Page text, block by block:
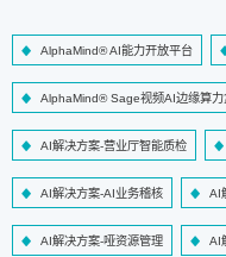
AlphaMind® AI能力开放平台
AlphaMind® Sage视频AI边缘算力
AI解决方案-营业厅智能质检
AI解决方案-AI业务稽核 AI
AI解决方案-哑资源管理 AI